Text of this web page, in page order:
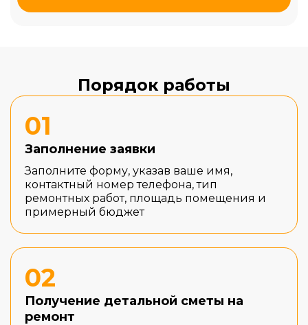
Порядок работы
01
Заполнение заявки
Заполните форму, указав ваше имя,
контактный номер телефона, тип
ремонтных работ, площадь помещения и
примерный бюджет
02
Получение детальной сметы на
ремонт